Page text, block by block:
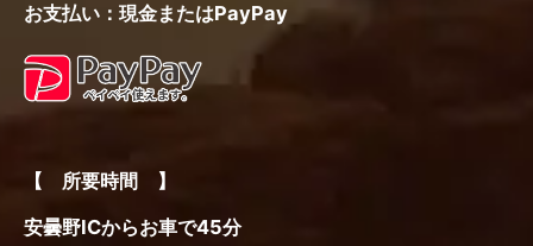
お支払い：現金またはPayPay
【 所要時間 】
安曇野ICからお車で45分